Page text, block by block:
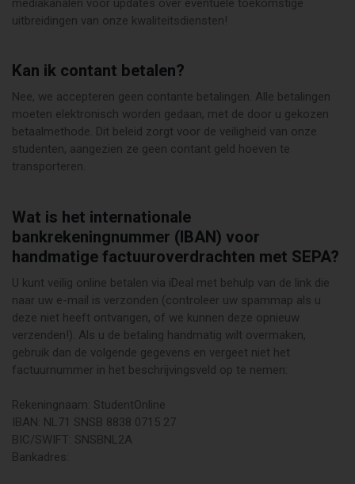
mediakanalen voor updates over eventuele toekomstige
uitbreidingen van onze kwaliteitsdiensten!
Kan ik contant betalen?
Nee, we accepteren geen contante betalingen. Alle betalingen
moeten elektronisch worden gedaan, met de door u gekozen
betaalmethode. Dit beleid zorgt voor de veiligheid van onze
studenten, aangezien ze geen contant geld hoeven te
transporteren.
Wat is het internationale
bankrekeningnummer (IBAN) voor
handmatige factuuroverdrachten met SEPA?
U kunt veilig online betalen via iDeal met behulp van de link die
naar uw e-mail is verzonden (controleer uw spammap als u
deze niet heeft ontvangen, of we kunnen deze opnieuw
verzenden!). Als u de betaling handmatig wilt overmaken,
gebruik dan de volgende gegevens en vergeet niet het
factuurnummer in het beschrijvingsveld op te nemen:
Rekeningnaam: StudentOnline
IBAN: NL71 SNSB 8838 0715 27
BIC/SWIFT: SNSBNL2A
Bankadres: